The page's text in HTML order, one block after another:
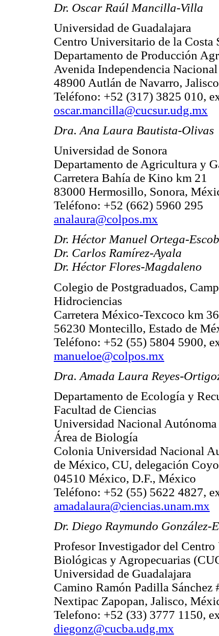
Dr. Oscar Raúl Mancilla-Villa
Universidad de Guadalajara
Centro Universitario de la Costa
Departamento de Producción
Avenida Independencia
48900 Autlán de Navarro,
Teléfono: +52 (317) 3825 010,
oscar.mancilla@cucsur.udg.mx
Dra. Ana Laura Bautista-Olivas
Universidad de Sonora
Departamento de Agricultura y
Carretera Bahía de Kino km 21
83000 Hermosillo, Sonora,
Teléfono: +52 (662) 5960 295
analaura@colpos.mx
Dr. Héctor Manuel Ortega-
Dr. Carlos Ramírez-Ayala
Dr. Héctor Flores-Magdaleno
Colegio de Postgraduados,
Hidrociencias
Carretera México-Texcoco km
56230 Montecillo, Estado de
Teléfono: +52 (55) 5804 5900,
manueloe@colpos.mx
Dra. Amada Laura Reyes-
Departamento de Ecología y
Facultad de Ciencias
Universidad Nacional
Área de Biología
Colonia Universidad Nacional
de México, CU, delegación
04510 México, D.F., México
Teléfono: +52 (55) 5622 4827,
amadalaura@ciencias.unam.mx
Dr. Diego Raymundo González-
Profesor Investigador del
Biológicas y Agropecuarias
Universidad de Guadalajara
Camino Ramón Padilla Sánchez
Nextipac Zapopan, Jalisco,
Telefono: +52 (33) 3777 1150,
diegonz@cucba.udg.mx